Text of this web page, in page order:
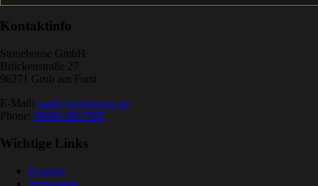
Kontaktinfo
Stonehouse GmbH
Brückenstraße 27
96271 Grub am Forst
E-Mail: mail@stonehouse.de
Phone: 09560 9817585
Wichtige Links
Kontakt
Impressum